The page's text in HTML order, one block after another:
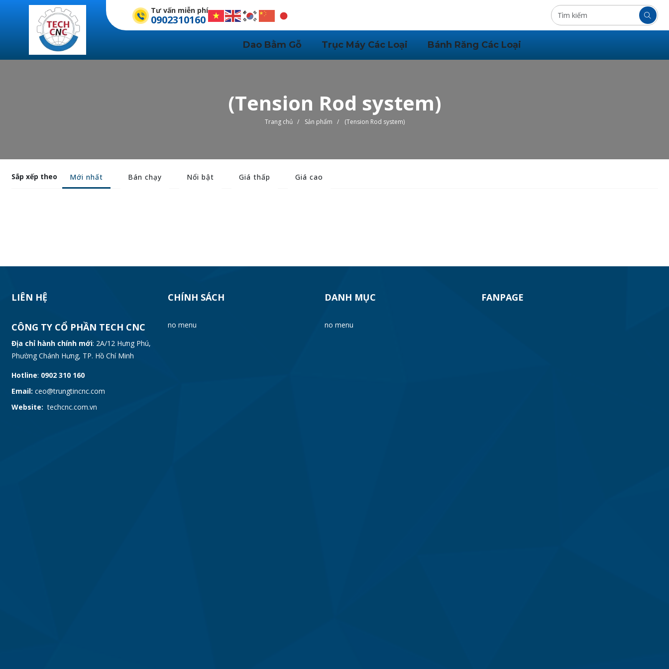
Tư vấn miễn phí
0902310160
Dao Bằm Gỗ Trục Máy Các Loại Bánh Răng Các Loại
(Tension Rod system)
Trang chủ / Sản phẩm / (Tension Rod system)
Sắp xếp theo Mới nhất Bán chạy Nổi bật Giá thấp Giá cao
LIÊN HỆ
CÔNG TY CỔ PHẦN TECH CNC
Địa chỉ hành chính mới: 2A/12 Hưng Phú,
Phường Chánh Hưng, TP. Hồ Chí Minh
Hotline: 0902 310 160
Email: ceo@trungtincnc.com
Website: techcnc.com.vn
CHÍNH SÁCH
no menu
DANH MỤC
no menu
FANPAGE